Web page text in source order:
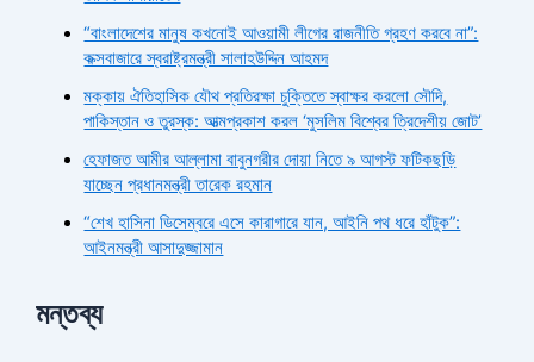
“বাংলাদেশের মানুষ কখনোই আওয়ামী লীগের রাজনীতি গ্রহণ করবে না”:
কক্সবাজারে স্বরাষ্ট্রমন্ত্রী সালাহউদ্দিন আহমদ
মক্কায় ঐতিহাসিক যৌথ প্রতিরক্ষা চুক্তিতে স্বাক্ষর করলো সৌদি,
পাকিস্তান ও তুরস্ক: আত্মপ্রকাশ করল ‘মুসলিম বিশ্বের ত্রিদেশীয় জোট’
হেফাজত আমীর আল্লামা বাবুনগরীর দোয়া নিতে ৯ আগস্ট ফটিকছড়ি
যাচ্ছেন প্রধানমন্ত্রী তারেক রহমান
“শেখ হাসিনা ডিসেম্বরে এসে কারাগারে যান, আইনি পথ ধরে হাঁটুক”:
আইনমন্ত্রী আসাদুজ্জামান
মন্তব্য